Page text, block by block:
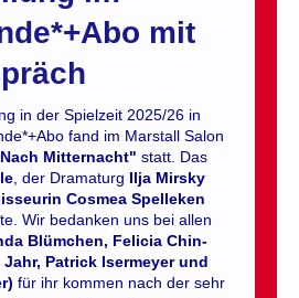
mit
in der Spielzeit 2025/26 in
fand im Marstall Salon
Mitternacht" statt. Das
, der Dramaturg Ilja Mirsky
Cosmea Spelleken
Wir bedanken uns bei allen
Blümchen, Felicia Chin-
Patrick Isermeyer und
für ihr kommen nach der sehr